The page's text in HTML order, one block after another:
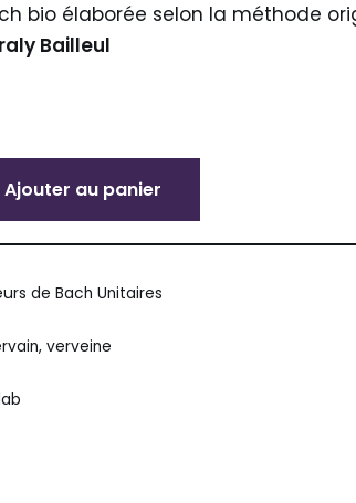
bio élaborée selon la méthode
Bailleul
Ajouter au panier
de Bach Unitaires
,verveine